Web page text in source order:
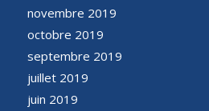
novembre 2019
octobre 2019
septembre 2019
juillet 2019
juin 2019